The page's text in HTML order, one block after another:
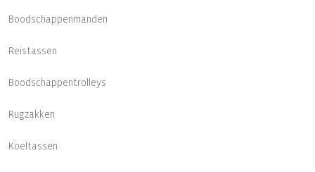
Boodschappenmanden
Reistassen
Boodschappentrolleys
Rugzakken
Koeltassen